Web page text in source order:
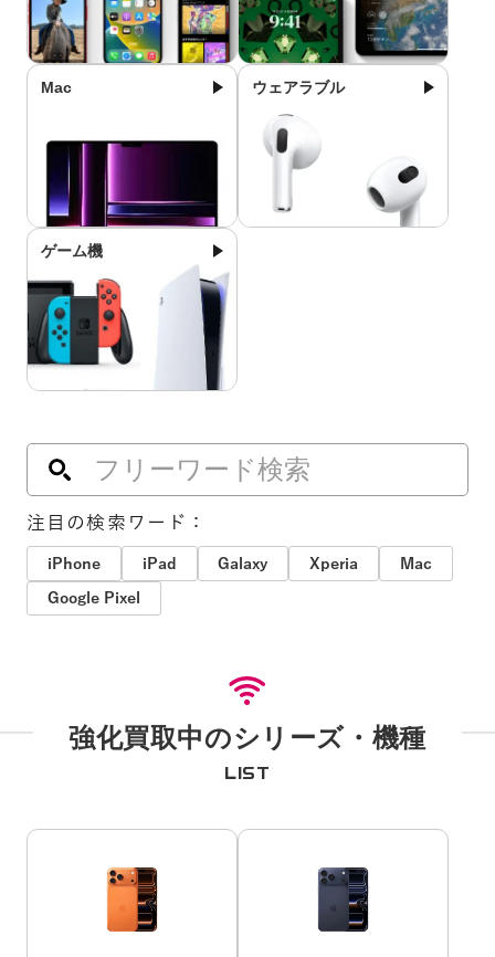
Mac ウェアラブル
ゲーム機
注目の検索ワード：
iPhone iPad Galaxy Xperia
Mac
Google Pixel
強化買取中のシリーズ・機種
LIST